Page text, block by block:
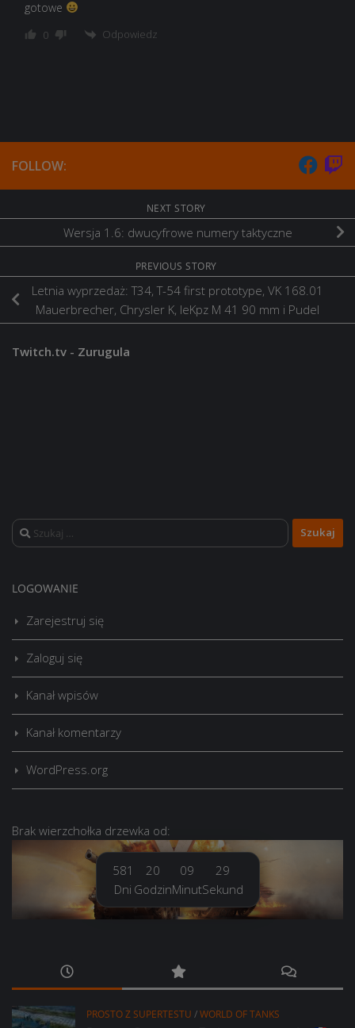
gotowe
0 Odpowiedz
FOLLOW:
NEXT STORY
Wersja 1.6: dwucyfrowe numery taktyczne
PREVIOUS STORY
Letnia wyprzedaż: T34, T-54 first prototype, VK 168.01
Mauerbrecher, Chrysler K, leKpz M 41 90 mm i Pudel
Twitch.tv - Zurugula
Szukaj:
LOGOWANIE
Zarejestruj się
Zaloguj się
Kanał wpisów
Kanał komentarzy
WordPress.org
Brak wierzchołka drzewka od:
581
Dni
20
Godzin
09
Minut
30
Sekund
PROSTO Z SUPERTESTU /WORLD OF TANKS